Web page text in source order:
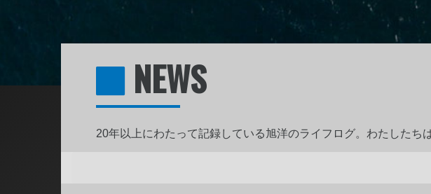
NEWS
20年以上にわたって記録している旭洋のライフログ。わたしたち